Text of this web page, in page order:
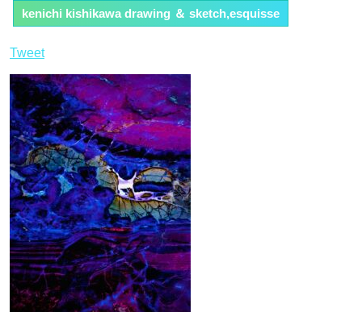
kenichi kishikawa drawing ＆ sketch,esquisse
Tweet